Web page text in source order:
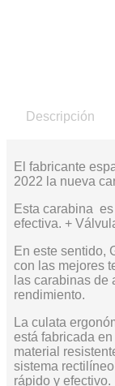
Descripción
El fabricante
2022 la nueva
Esta carabina
efectiva. +
En este sentido,
con las mejores
las carabinas de
rendimiento.
La culata
está fabricada
material
sistema
rápido y efectivo.